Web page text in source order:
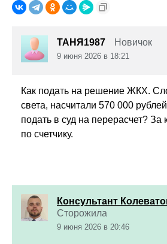
ТАНЯ1987 Новичок
9 июня 2026 в 18:21
Как подать на решение ЖКХ.
света, насчитали 570 000
подать в суд на перерасчет? За
по счетчику.
Консультант
Сторожила
9 июня 2026 в 20:46